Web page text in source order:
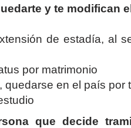
y te modifican
de estadía, al
por matrimonio
quedarse en el país por
que decide